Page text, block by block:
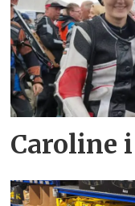
Caroline